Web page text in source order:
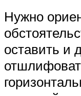
Нужно
оставить и